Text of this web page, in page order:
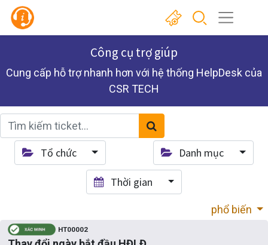
Công cụ trợ giúp
Cung cấp hỗ trợ nhanh hơn với hệ thống HelpDesk của
CSR TECH
Tổ chức Danh mục
Thời gian
phổ biến
HT00002